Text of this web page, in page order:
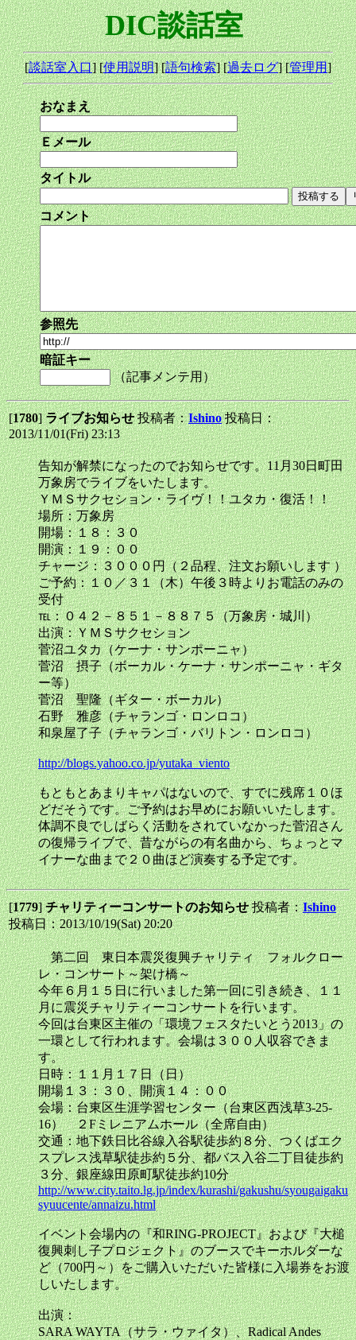
DIC談話室
[談話室入口] [使用説明] [語句検索] [過去ログ] [管理用]
おなまえ
Ｅメール
タイトル
コメント
参照先
暗証キー
（記事メンテ用）
[1780]ライブお知らせ投稿者：Ishino 投稿日：
2013/11/01(Fri) 23:13
告知が解禁になったのでお知らせです。11月30日町田
万象房でライブをいたします。
ＹＭＳサクセション・ライヴ！！ユタカ・復活！！
場所：万象房
開場：１８：３０
開演：１９：００
チャージ：３０００円（２品程、注文お願いします ）
ご予約：１０／３１（木）午後３時よりお電話のみの
受付
℡：０４２－８５１－８８７５（万象房・城川）
出演：ＹＭＳサクセション
菅沼ユタカ（ケーナ・サンポーニャ）
菅沼 摂子（ボーカル・ケーナ・サンポーニャ・ギタ
ー等）
菅沼 聖隆（ギター・ボーカル）
石野 雅彦（チャランゴ・ロンロコ）
和泉屋了子（チャランゴ・バリトン・ロンロコ）
http://blogs.yahoo.co.jp/yutaka_viento
もともとあまりキャパはないので、すでに残席１０ほ
どだそうです。ご予約はお早めにお願いいたします。
体調不良でしばらく活動をされていなかった菅沼さん
の復帰ライブで、昔ながらの有名曲から、ちょっとマ
イナーな曲まで２０曲ほど演奏する予定です。
[1779]チャリティーコンサートのお知らせ投稿者：Ishino
投稿日：2013/10/19(Sat) 20:20
第二回 東日本震災復興チャリティ フォルクロー
レ・コンサート～架け橋～
今年６月１５日に行いました第一回に引き続き、１１
月に震災チャリティーコンサートを行います。
今回は台東区主催の「環境フェスタたいとう2013」の
一環として行われます。会場は３００人収容できま
す。
日時：１１月１７日（日）
開場１３：３０、開演１４：００
会場：台東区生涯学習センター（台東区西浅草3-25-
16） ２Fミレニアムホール（全席自由）
交通：地下鉄日比谷線入谷駅徒歩約８分、つくばエク
スプレス浅草駅徒歩約５分、都バス入谷二丁目徒歩約
３分、銀座線田原町駅徒歩約10分
http://www.city.taito.lg.jp/index/kurashi/gakushu/syougaigaku
syuucente/annaizu.html
イベント会場内の『和RING-PROJECT』および『大槌
復興刺し子プロジェクト』のブースでキーホルダーな
ど（700円～）をご購入いただいた皆様に入場券をお渡
しいたします。
出演：
SARA WAYTA（サラ・ウァイタ）、Radical Andes